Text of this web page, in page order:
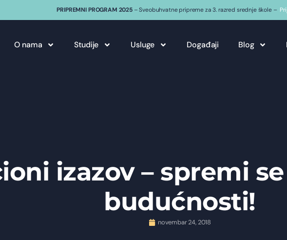
PRIPREMNI PROGRAM 2025– Sveobuhvatne pripreme za 3. razred srednje škole –
O nama Studije Usluge Događaji Blog
izazov – spremi
budućnosti!
novembar 24, 2018